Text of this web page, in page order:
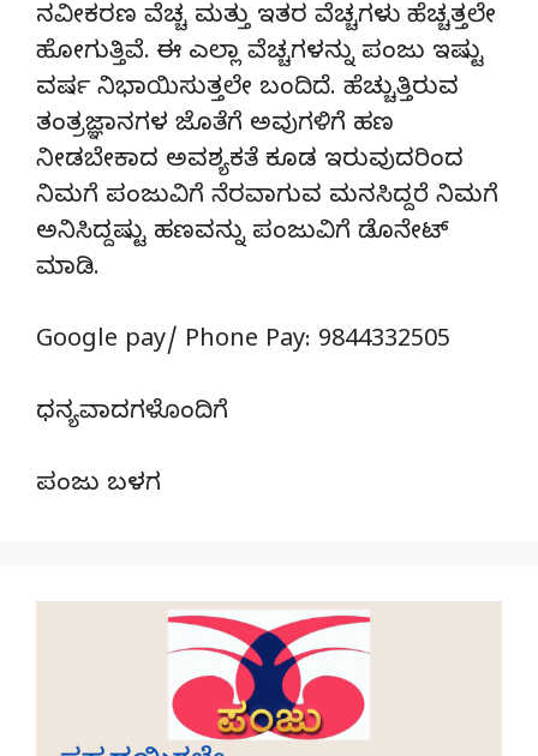
ನವೀಕರಣ ವೆಚ್ಚ ಮತ್ತು ಇತರ ವೆಚ್ಚಗಳು ಹೆಚ್ಚತ್ತಲೇ
ಹೋಗುತ್ತಿವೆ. ಈ ಎಲ್ಲಾ ವೆಚ್ಚಗಳನ್ನು ಪಂಜು ಇಷ್ಟು
ವರ್ಷ ನಿಭಾಯಿಸುತ್ತಲೇ ಬಂದಿದೆ. ಹೆಚ್ಚುತ್ತಿರುವ
ತಂತ್ರಜ್ಞಾನಗಳ ಜೊತೆಗೆ ಅವುಗಳಿಗೆ ಹಣ
ನೀಡಬೇಕಾದ ಅವಶ್ಯಕತೆ ಕೂಡ ಇರುವುದರಿಂದ
ನಿಮಗೆ ಪಂಜುವಿಗೆ ನೆರವಾಗುವ ಮನಸಿದ್ದರೆ ನಿಮಗೆ
ಅನಿಸಿದ್ದಷ್ಟು ಹಣವನ್ನು ಪಂಜುವಿಗೆ ಡೊನೇಟ್‌
ಮಾಡಿ.
Google pay/ Phone Pay: 9844332505
ಧನ್ಯವಾದಗಳೊಂದಿಗೆ
ಪಂಜು ಬಳಗ